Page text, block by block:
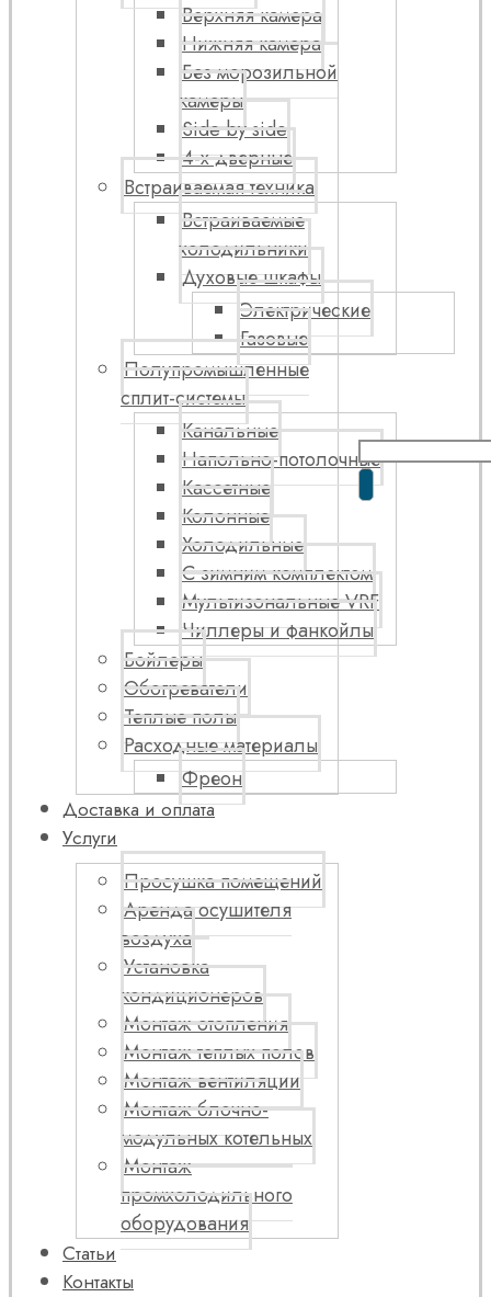
Верхняя камера
Нижняя камера
Без морозильной
камеры
Side by side
4-х дверные
Встраиваемая техника
Встраиваемые
холодильники
Духовые шкафы
Электрические
Газовые
Полупромышленные
сплит-системы
Канальные
Напольно-потолочные
Кассетные
Колонные
Холодильные
С зимним комплектом
Мультизональные VRF
Чиллеры и фанкойлы
Бойлеры
Обогреватели
Теплые полы
Расходные материалы
Фреон
Доставка и оплата
Услуги
Просушка помещений
Аренда осушителя
воздуха
Установка
кондиционеров
Монтаж отопления
Монтаж теплых полов
Монтаж вентиляции
Монтаж блочно-
модульных котельных
Монтаж
промхолодильного
оборудования
Статьи
Контакты